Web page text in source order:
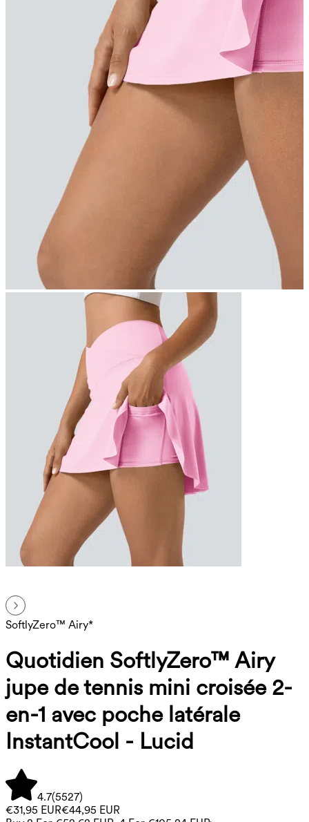
SoftlyZero™ Airy*
Quotidien SoftlyZero™ Airy
jupe de tennis mini croisée 2-
en-1 avec poche latérale
InstantCool - Lucid
4.7(5527)
€31,95 EUR€44,95 EUR